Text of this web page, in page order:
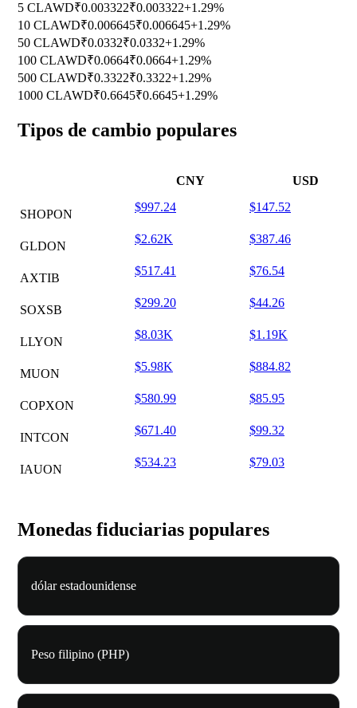
5 CLAWD₹0.003322₹0.003322+1.29%
10 CLAWD₹0.006645₹0.006645+1.29%
50 CLAWD₹0.0332₹0.0332+1.29%
100 CLAWD₹0.0664₹0.0664+1.29%
500 CLAWD₹0.3322₹0.3322+1.29%
1000 CLAWD₹0.6645₹0.6645+1.29%
Tipos de cambio populares
CNY USD
SHOPON
$997.24 $147.52
GLDON
$2.62K $387.46
AXTIB
$517.41 $76.54
SOXSB
$299.20 $44.26
LLYON
$8.03K $1.19K
MUON
$5.98K $884.82
COPXON
$580.99 $85.95
INTCON
$671.40 $99.32
IAUON
$534.23 $79.03
Monedas fiduciarias populares
dólar estadounidense
Peso filipino (PHP)